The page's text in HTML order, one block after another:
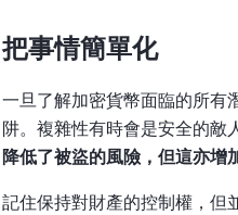
把事情簡單化
一旦了解加密貨幣面臨的所有
阱。複雜性有時會是安全的敵
降低了被盜的風險，但這亦增
記住保持對財產的控制權，但